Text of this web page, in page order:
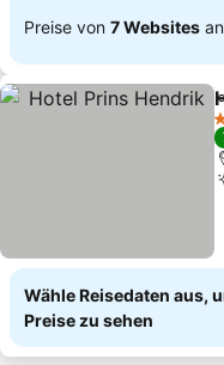
Preise von 7 Websites
Wähle Reisedaten aus,
Preise zu sehen